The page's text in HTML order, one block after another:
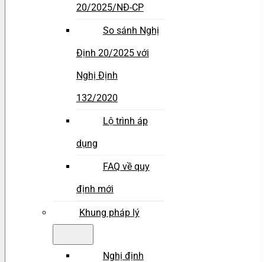
20/2025/NĐ-CP
So sánh Nghị
Định 20/2025 với
Nghị Định
132/2020
Lộ trình áp
dụng
FAQ về quy
định mới
Khung pháp lý
Nghị định